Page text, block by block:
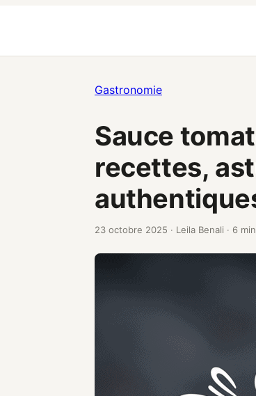
Gastronomie
Sauce
recettes,
23 octobre 2025 · Leila Benali · 6